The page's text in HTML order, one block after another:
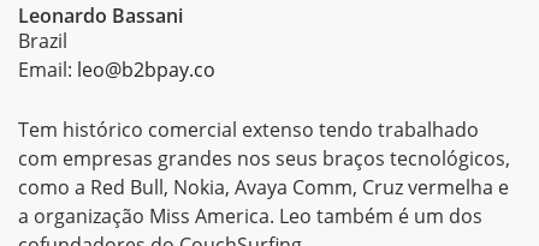
Leonardo Bassani
Brazil
Email: leo@b2bpay.co
Tem histórico comercial extenso tendo trabalhado
com empresas grandes nos seus braços tecnológicos,
como a Red Bull, Nokia, Avaya Comm, Cruz vermelha e
a organização Miss America. Leo também é um dos